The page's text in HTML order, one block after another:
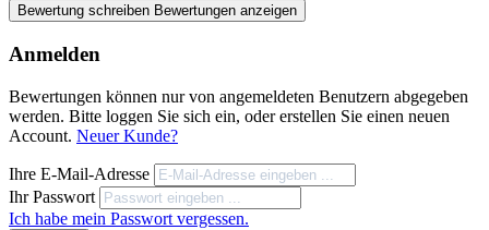
Bewertung schreiben Bewertungen anzeigen
Anmelden
Bewertungen können nur von angemeldeten Benutzern abgegeben
werden. Bitte loggen Sie sich ein, oder erstellen Sie einen neuen
Account. Neuer Kunde?
Ihre E-Mail-Adresse
Ihr Passwort
Ich habe mein Passwort vergessen.